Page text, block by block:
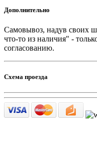
Дополнительно
Самовывоз, надув своих
что-то из наличия" -
согласованию.
Схема проезда